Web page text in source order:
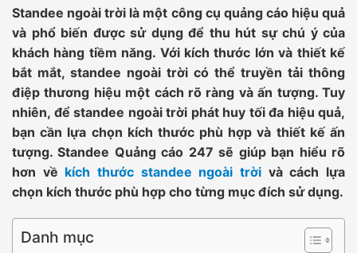
Standee ngoài trời là một công cụ quảng cáo hiệu quả
và phổ biến được sử dụng để thu hút sự chú ý của
khách hàng tiềm năng. Với kích thước lớn và thiết kế
bắt mắt, standee ngoài trời có thể truyền tải thông
điệp thương hiệu một cách rõ ràng và ấn tượng. Tuy
nhiên, để standee ngoài trời phát huy tối đa hiệu quả,
bạn cần lựa chọn kích thước phù hợp và thiết kế ấn
tượng. Standee Quảng cáo 247 sẽ giúp bạn hiểu rõ
hơn về kích thước standee ngoài trời và cách lựa
chọn kích thước phù hợp cho từng mục đích sử dụng.
Danh mục